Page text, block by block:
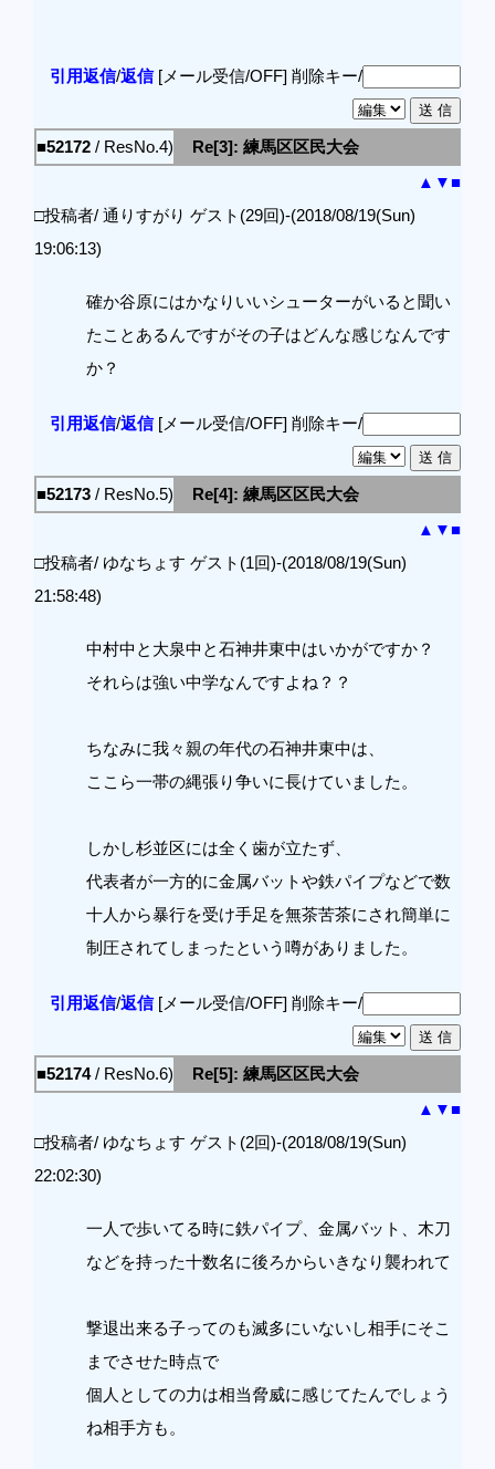
引用返信/返信[メール受信/OFF] 削除キー/
■52172 / ResNo.4)
Re[3]: 練馬区区民大会
▲ ▼■
□投稿者/ 通りすがり ゲスト(29回)-(2018/08/19(Sun)
19:06:13)
確か谷原にはかなりいいシューターがいると聞い
たことあるんですがその子はどんな感じなんです
か？
引用返信/返信[メール受信/OFF] 削除キー/
■52173 / ResNo.5)
Re[4]: 練馬区区民大会
▲ ▼■
□投稿者/ ゆなちょす ゲスト(1回)-(2018/08/19(Sun)
21:58:48)
中村中と大泉中と石神井東中はいかがですか？
それらは強い中学なんですよね？？
ちなみに我々親の年代の石神井東中は、
ここら一帯の縄張り争いに長けていました。
しかし杉並区には全く歯が立たず、
代表者が一方的に金属バットや鉄パイプなどで数
十人から暴行を受け手足を無茶苦茶にされ簡単に
制圧されてしまったという噂がありました。
引用返信/返信[メール受信/OFF] 削除キー/
■52174/ ResNo.6)
Re[5]: 練馬区区民大会
▲ ▼■
□投稿者/ ゆなちょす ゲスト(2回)-(2018/08/19(Sun)
22:02:30)
一人で歩いてる時に鉄パイプ、金属バット、木刀
などを持った十数名に後ろからいきなり襲われて
撃退出来る子ってのも滅多にいないし相手にそこ
までさせた時点で
個人としての力は相当脅威に感じてたんでしょう
ね相手方も。